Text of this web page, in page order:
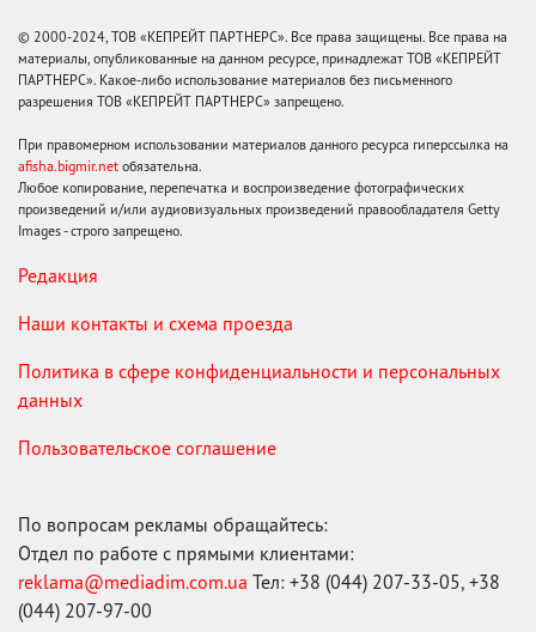
© 2000-2024, ТОВ «КЕПРЕЙТ ПАРТНЕРС». Все права защищены. Все права на
материалы, опубликованные на данном ресурсе, принадлежат ТОВ «КЕПРЕЙТ
ПАРТНЕРС». Какое-либо использование материалов без письменного
разрешения ТОВ «КЕПРЕЙТ ПАРТНЕРС» запрещено.
При правомерном использовании материалов данного ресурса гиперссылка на
afisha.bigmir.net обязательна.
Любое копирование, перепечатка и воспроизведение фотографических
произведений и/или аудиовизуальных произведений правообладателя Getty
Images - строго запрещено.
Редакция
Наши контакты и схема проезда
Политика в сфере конфиденциальности и персональных
данных
Пользовательское соглашение
По вопросам рекламы обращайтесь:
Отдел по работе с прямыми клиентами:
reklama@mediadim.com.ua Тел: +38 (044) 207-33-05, +38
(044) 207-97-00